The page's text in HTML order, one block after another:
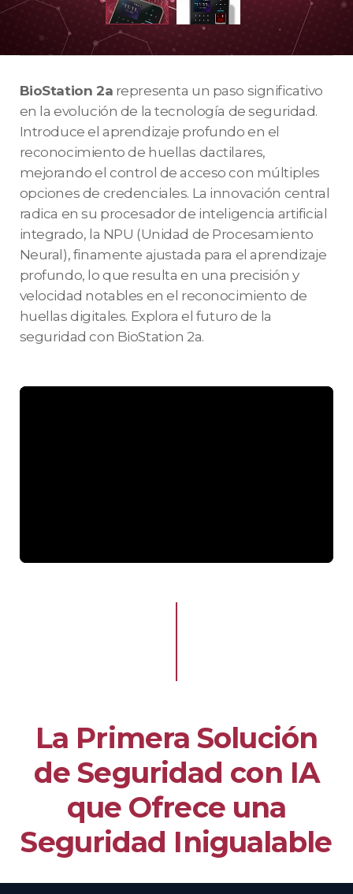
BioStation 2a representa un paso significativo
en la evolución de la tecnología de seguridad.
Introduce el aprendizaje profundo en el
reconocimiento de huellas dactilares,
mejorando el control de acceso con múltiples
opciones de credenciales. La innovación central
radica en su procesador de inteligencia artificial
integrado, la NPU (Unidad de Procesamiento
Neural), finamente ajustada para el aprendizaje
profundo, lo que resulta en una precisión y
velocidad notables en el reconocimiento de
huellas digitales. Explora el futuro de la
seguridad con BioStation 2a.
La Primera Solución
de Seguridad con IA
que Ofrece una
Seguridad Inigualable